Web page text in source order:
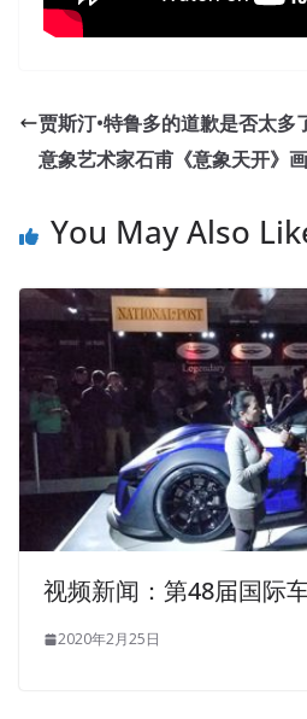
贾斯汀•特鲁多的道歉是否太多
意象艺术家石甫《意象天开》
You May Also
视频新闻：第48届国际
2020年2月25日